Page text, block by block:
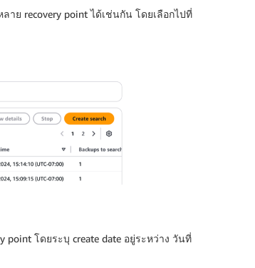
าย recovery point ได้เช่นกัน โดยเลือกไปที่
โดยระบุ create date อยู่ระหว่าง วันที่